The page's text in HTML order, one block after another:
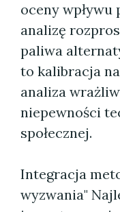
oceny
analizę
paliwa
to kalibracja
analiza
niepewności
społecznej.
Integracja
wyzwania"